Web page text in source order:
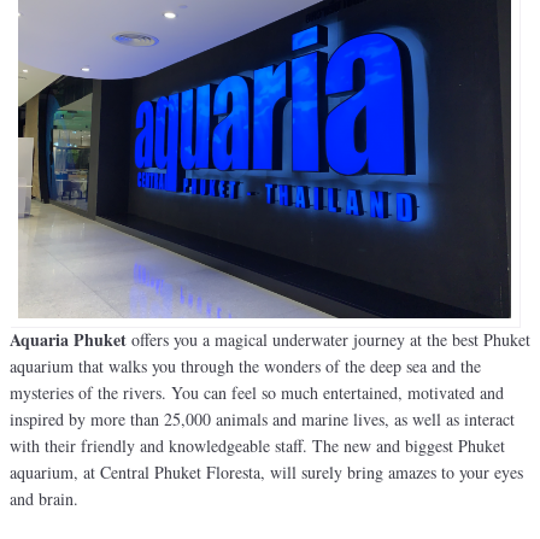
Aquaria Phuket offers you a magical underwater journey at the best Phuket
aquarium that walks you through the wonders of the deep sea and the
mysteries of the rivers. You can feel so much entertained, motivated and
inspired by more than 25,000 animals and marine lives, as well as interact
with their friendly and knowledgeable staff. The new and biggest Phuket
aquarium, at Central Phuket Floresta, will surely bring amazes to your eyes
and brain.